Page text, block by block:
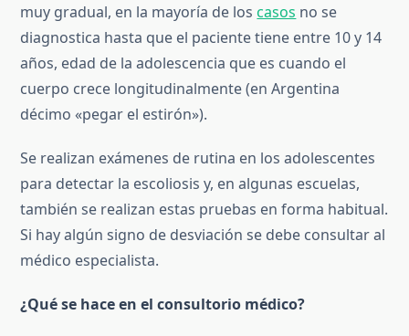
muy gradual, en la mayoría de loscasos no se
diagnostica hasta que el paciente tiene entre 10 y 14
años, edad de la adolescencia que es cuando el
cuerpo crece longitudinalmente (en Argentina
décimo «pegar el estirón»).
Se realizan exámenes de rutina en los adolescentes
para detectar la escoliosis y, en algunas escuelas,
también se realizan estas pruebas en forma habitual.
Si hay algún signo de desviación se debe consultar al
médico especialista.
¿Qué se hace en el consultorio médico?